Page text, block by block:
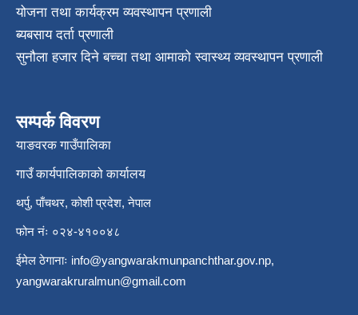
योजना तथा कार्यक्रम व्यवस्थापन प्रणाली
ब्यबसाय दर्ता प्रणाली
सुनौला हजार दिने बच्चा तथा आमाको स्वास्थ्य व्यवस्थापन प्रणाली
सम्पर्क विवरण
याङवरक गाउँपालिका
गाउँ कार्यपालिकाको कार्यालय
थर्पु, पाँचथर, कोशी प्रदेश, नेपाल
फोन नंः ०२४-४१००४८
ईमेल ठेगानाः info@yangwarakmunpanchthar.gov.np,
yangwarakruralmun@gmail.com